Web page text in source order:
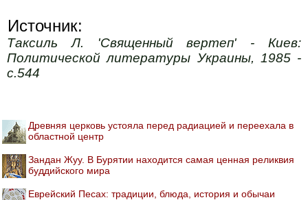
Источник:
Таксиль Л. 'Священный вертеп' - Киев:
Политической литературы Украины, 1985 -
с.544
Древняя церковь устояла перед радиацией и переехала в
областной центр
Зандан Жуу. В Бурятии находится самая ценная реликвия
буддийского мира
Еврейский Песах: традиции, блюда, история и обычаи